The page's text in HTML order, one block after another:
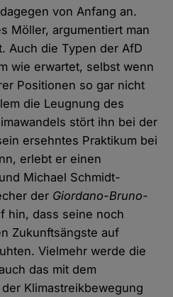
von Anfang an.
Möller, argumentiert man
Auch die Typen der AfD
wie erwartet, selbst wenn
Positionen so gar nicht
die Leugnung des
stört ihn bei der
ersehntes Praktikum bei
erlebt er einen
Michael Schmidt-
der Giordano-Bruno-
hin, dass seine noch
Zukunftsängste auf
Vielmehr werde die
das mit dem
Klimastreikbewegung